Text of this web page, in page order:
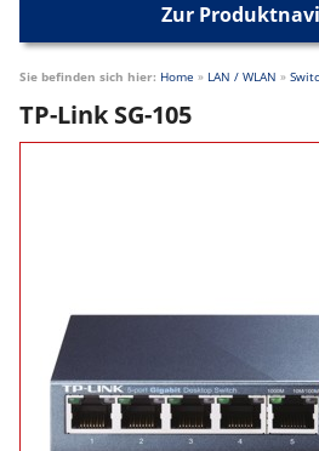
Zur
Sie befinden sich hier: Home » LAN / WLAN »
TP-Link SG-105